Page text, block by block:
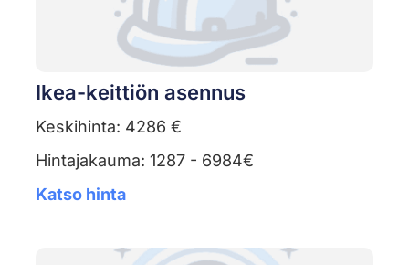
Ikea-keittiön asennus
Keskihinta: 4286 €
Hintajakauma: 1287 - 6984€
Katso hinta